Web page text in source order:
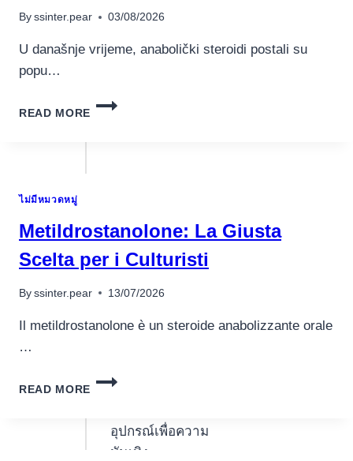
อุปกรณ์เพื่อความ
บันเทิง
YOU
TO
OPPORTUNITY
By ssinter.pear 03/08/2026
U današnje vrijeme, anabolički steroidi postali su
popu…
READ MORE
KAKO
ไม่มีหมวดหมู่
Metildrostanolone: La Giusta
Scelta per i Culturisti
By ssinter.pear 13/07/2026
Il metildrostanolone è un steroide anabolizzante orale
…
READ MORE
METILDROSTANOLONE:
SCELTA
PER